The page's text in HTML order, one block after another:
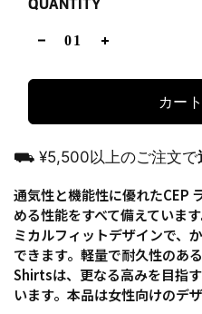
QUANTITY
カー
⛟ ¥5,500以上のご注文で
通気性と機能性に優れたCEP
める性能をすべて備えていま
ミカルフィットデザインで、
できます。軽量で耐久性のあ
Shirtsは、更なる高みを目指
います。 本品は女性向けのデザ